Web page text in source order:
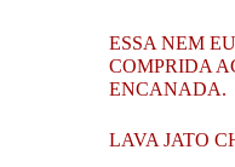
ESSA NEM
COMPRIDA
ENCANADA.
LAVA JATO